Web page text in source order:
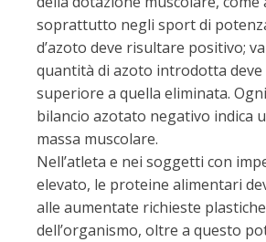
soprattutto negli sport di
d’azoto deve risultare positivo;
quantità di azoto introdotta deve
superiore a quella eliminata.
bilancio azotato negativo indica
massa muscolare.
Nell’atleta e nei soggetti con
elevato, le proteine alimentari
alle aumentate richieste plastiche
dell’organismo, oltre a questo